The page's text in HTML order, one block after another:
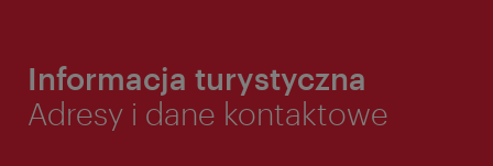
Informacja turystyczna
Adresy i dane kontaktowe